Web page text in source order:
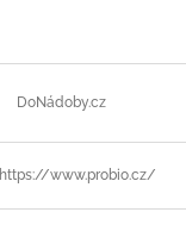
DoNádoby.cz
https://www.probio.cz/